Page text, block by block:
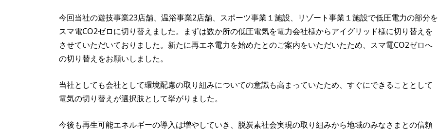
今回当社の遊技事業23店舗、温浴事業2店舗、スポーツ事業１施設、リゾート事業１施設で低圧電力の部分を
スマ電CO2ゼロに切り替えました。まずは数か所の低圧電気を電力会社様からアイグリッド様に切り替えを
させていただいておりました。新たに再エネ電力を始めたとのご案内をいただいたため、スマ電CO2ゼロへ
の切り替えをお願いしました。
当社としても会社として環境配慮の取り組みについての意識も高まっていたため、すぐにできることとして
電気の切り替えが選択肢として挙がりました。
今後も再生可能エネルギーの導入は増やしていき、脱炭素社会実現の取り組みから地域のみなさまとの信頼